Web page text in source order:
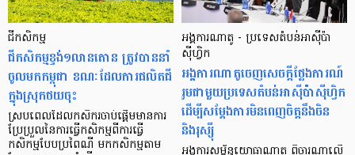
ជី​កសិកម្ម
ជី​កសិកម្ម​ខ្ទង់​១​លាន​តោន ត្រូវ​បាន​នាំ
ចូល​មក​កម្ពុជា ខណៈ​ដែល​ការ​ផលិត​ជី​
ក្នុង​ស្រុក​ថយ​ចុះ
ស្របពេល​ដែល​កសិករ​ចាប់​ផ្ដើម​មាន​ការ​
ប្រែប្រួល​នៃ​ការ​ធ្វើ​កសិកម្ម​ពី​ការ​ធ្វើ​
កសិកម្ម​បែប​ប្រពៃណី មក​កសិកម្ម​​តាម​​
អង្គការណាតូ - ប្រទេសតំបន់អាស៊ីប៉ា
ស៊ីហ្វិក
អង្គការណាតូចេញសេចក្តីថ្លែងការណ៍
រួមជាមួយប្រទេសតំបន់អាស៊ីប៉ាស៊ីហ្វិក
ដើម្បីសម្តែងការមិនពេញចិត្តនឹងចិន
និងរុស្ស៊ី
អង្គការសម្ព័ន្ធយោធាណាតូ ពិចារណាលើ